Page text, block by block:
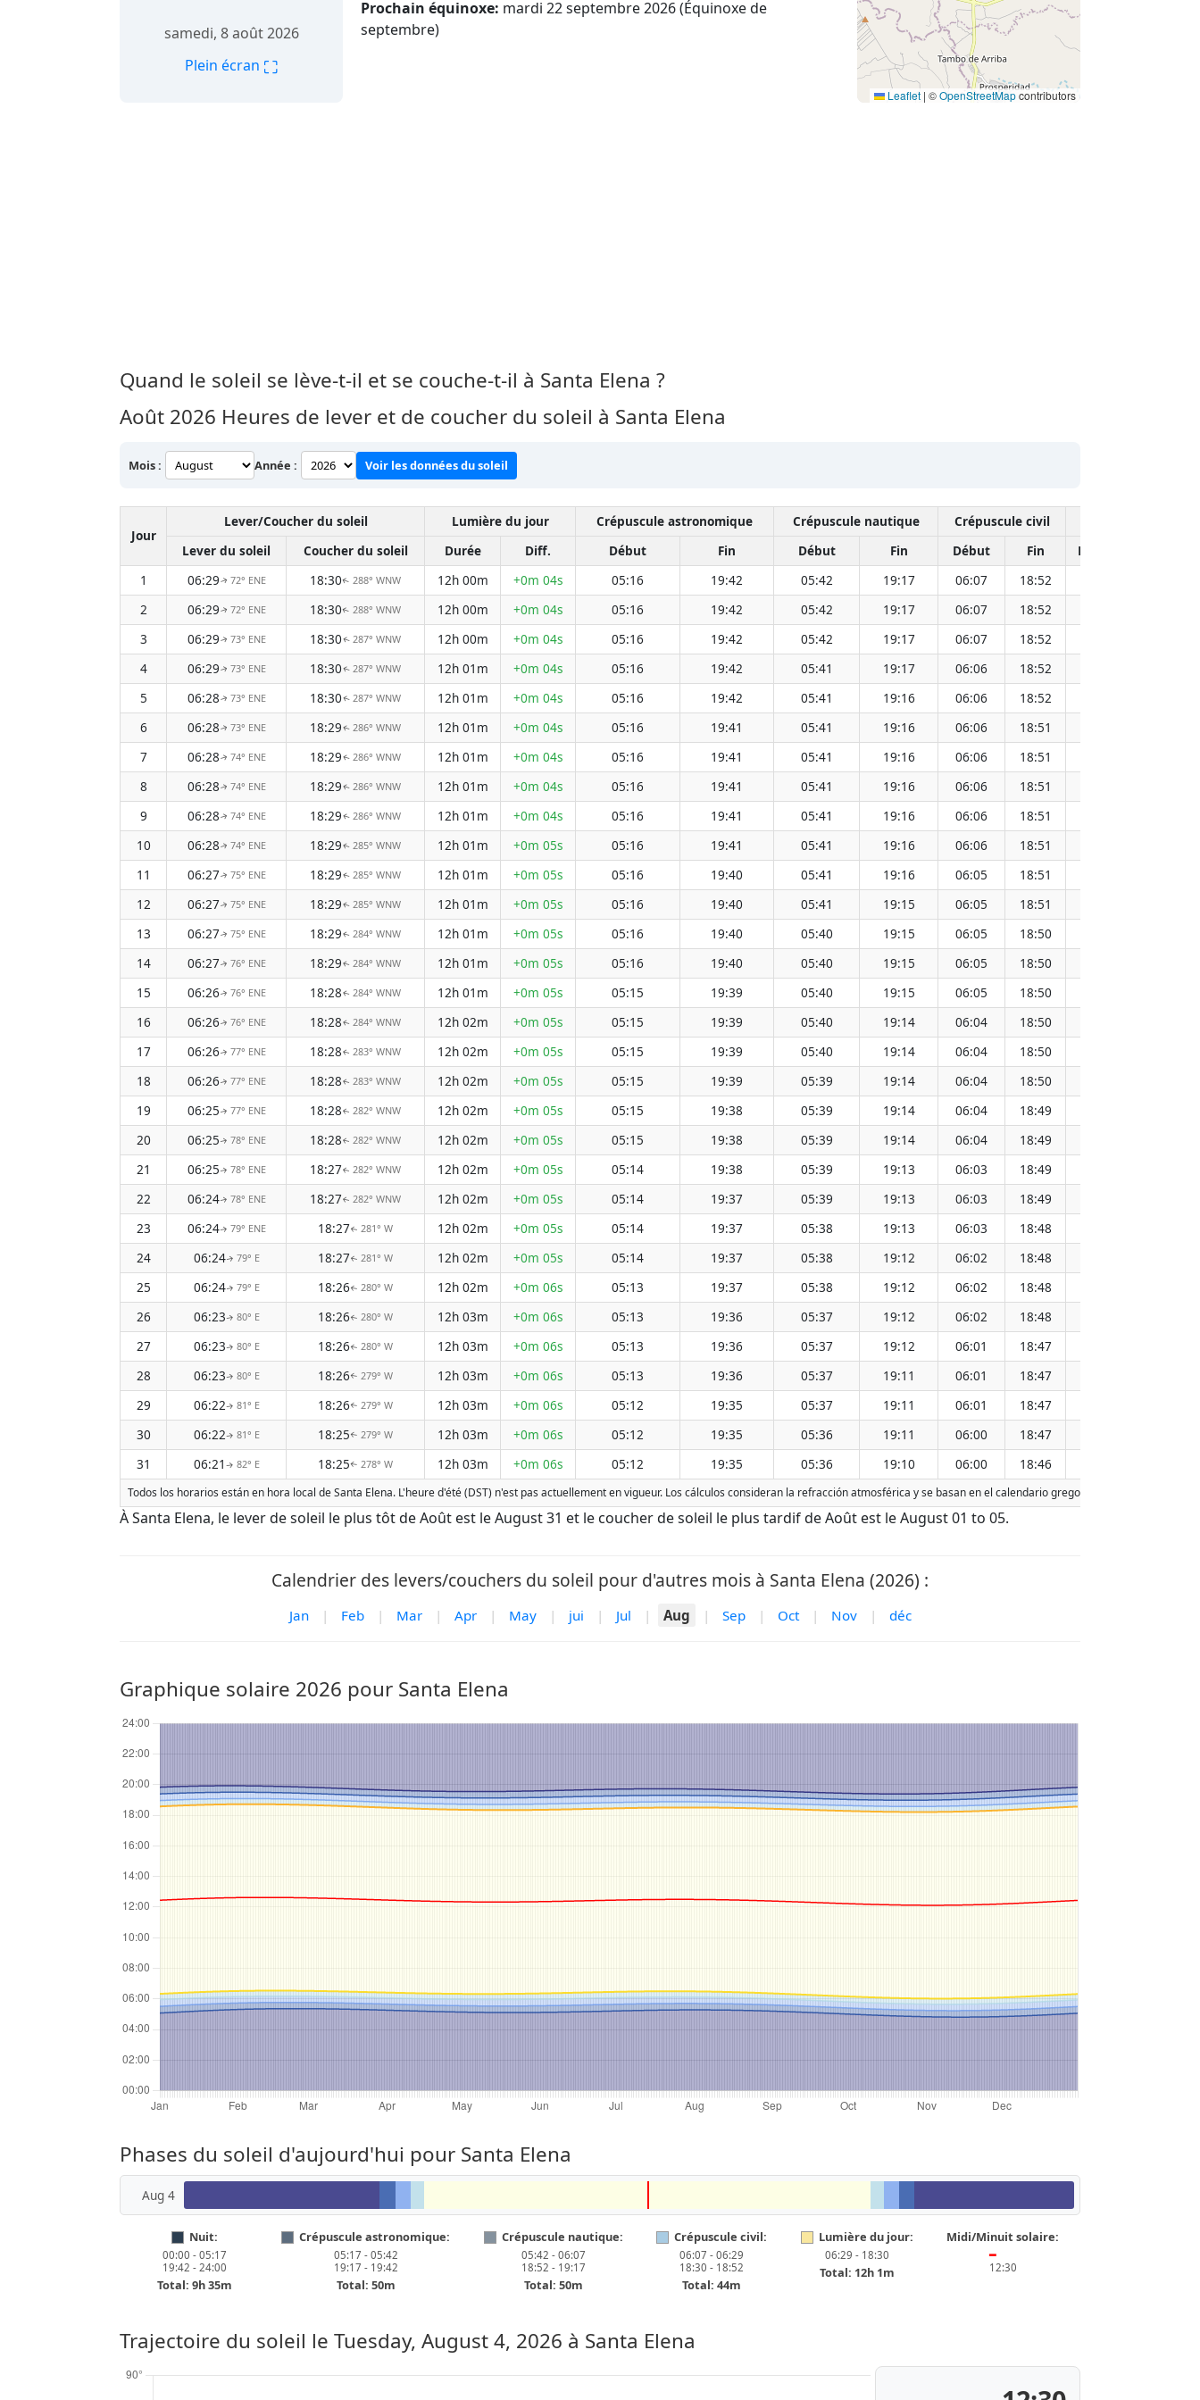
samedi, 8 août 2026
Plein écran ⛶
Prochain équinoxe: mardi 22 septembre 2026 (Équinoxe de
septembre)
Leaflet | ©OpenStreetMapcontributors
Quand le soleil se lève-t-il et se couche-t-il à Santa Elena ?
Août 2026 Heures de lever et de coucher du soleil à Santa Elena
Mois : Année : Voir les données du soleil
Jour
Lever/Coucher du soleil Lumière du jour Crépuscule astronomique Crépuscule nautique Crépuscule civil
Lever du soleil
Coucher du soleil Durée Diff. Début Fin Début Fin Début Fin Heure
1
06:29↑ 72° ENE 18:30↑ 288° WNW 12h 00m +0m 04s 05:16 19:42 05:42 19:17 06:07 18:52
2
06:29↑ 72° ENE 18:30↑ 288° WNW 12h 00m +0m 04s 05:16 19:42 05:42 19:17 06:07 18:52
3
06:29↑ 73° ENE 18:30↑ 287° WNW 12h 00m +0m 04s 05:16 19:42 05:42 19:17 06:07 18:52
4
06:29↑ 73° ENE 18:30↑ 287° WNW 12h 01m +0m 04s 05:16 19:42 05:41 19:17 06:06 18:52
5
06:28↑ 73° ENE 18:30↑ 287° WNW 12h 01m +0m 04s 05:16 19:42 05:41 19:16 06:06 18:52
6
06:28↑ 73° ENE 18:29↑ 286° WNW 12h 01m +0m 04s 05:16 19:41 05:41 19:16 06:06 18:51
7
06:28↑ 74° ENE 18:29↑ 286° WNW 12h 01m +0m 04s 05:16 19:41 05:41 19:16 06:06 18:51
8
06:28↑ 74° ENE 18:29↑ 286° WNW 12h 01m +0m 04s 05:16 19:41 05:41 19:16 06:06 18:51
9
06:28↑ 74° ENE 18:29↑ 286° WNW 12h 01m +0m 04s 05:16 19:41 05:41 19:16 06:06 18:51
10
06:28↑ 74° ENE 18:29↑ 285° WNW 12h 01m +0m 05s 05:16 19:41 05:41 19:16 06:06 18:51
11
06:27↑ 75° ENE 18:29↑ 285° WNW 12h 01m +0m 05s 05:16 19:40 05:41 19:16 06:05 18:51
12
06:27↑ 75° ENE 18:29↑ 285° WNW 12h 01m +0m 05s 05:16 19:40 05:41 19:15 06:05 18:51
13
06:27↑ 75° ENE 18:29↑ 284° WNW 12h 01m +0m 05s 05:16 19:40 05:40 19:15 06:05 18:50
14
06:27↑ 76° ENE 18:29↑ 284° WNW 12h 01m +0m 05s 05:16 19:40 05:40 19:15 06:05 18:50
15
06:26↑ 76° ENE 18:28↑ 284° WNW 12h 01m +0m 05s 05:15 19:39 05:40 19:15 06:05 18:50
16
06:26↑ 76° ENE 18:28↑ 284° WNW 12h 02m +0m 05s 05:15 19:39 05:40 19:14 06:04 18:50
17
06:26↑ 77° ENE 18:28↑ 283° WNW 12h 02m +0m 05s 05:15 19:39 05:40 19:14 06:04 18:50
18
06:26↑ 77° ENE 18:28↑ 283° WNW 12h 02m +0m 05s 05:15 19:39 05:39 19:14 06:04 18:50
19
06:25↑ 77° ENE 18:28↑ 282° WNW 12h 02m +0m 05s 05:15 19:38 05:39 19:14 06:04 18:49
20
06:25↑ 78° ENE 18:28↑ 282° WNW 12h 02m +0m 05s 05:15 19:38 05:39 19:14 06:04 18:49
21
06:25↑ 78° ENE 18:27↑ 282° WNW 12h 02m +0m 05s 05:14 19:38 05:39 19:13 06:03 18:49
22
06:24↑ 78° ENE 18:27↑ 282° WNW 12h 02m +0m 05s 05:14 19:37 05:39 19:13 06:03 18:49
23
06:24↑ 79° ENE 18:27↑ 281° W 12h 02m +0m 05s 05:14 19:37 05:38 19:13 06:03 18:48
24
06:24↑ 79° E 18:27↑ 281° W 12h 02m +0m 05s 05:14 19:37 05:38 19:12 06:02 18:48
25
06:24↑ 79° E 18:26↑ 280° W 12h 02m +0m 06s 05:13 19:37 05:38 19:12 06:02 18:48
26
06:23↑ 80° E 18:26↑ 280° W 12h 03m +0m 06s 05:13 19:36 05:37 19:12 06:02 18:48
27
06:23↑ 80° E 18:26↑ 280° W 12h 03m +0m 06s 05:13 19:36 05:37 19:12 06:01 18:47
28
06:23↑ 80° E 18:26↑ 279° W 12h 03m +0m 06s 05:13 19:36 05:37 19:11 06:01 18:47
29
06:22↑ 81° E 18:26↑ 279° W 12h 03m +0m 06s 05:12 19:35 05:37 19:11 06:01 18:47
30
06:22↑ 81° E 18:25↑ 279° W 12h 03m +0m 06s 05:12 19:35 05:36 19:11 06:00 18:47
31
06:21 ↑ 82° E 18:25↑ 278° W 12h 03m +0m 06s 05:12 19:35 05:36 19:10 06:00 18:46
Todos los horarios están en hora local de Santa Elena. L'heure d'été (DST) n'est pas actuellement en vigueur. Los cálculos consideran la refracción atmosférica y se basan en el calendario gregoriano. La fecha de hoy
À Santa Elena, le lever de soleil le plus tôt de Août est le August 31 et le coucher de soleil le plus tardif de Août est le August 01 to 05.
Calendrier des levers/couchers du soleil pour d'autres mois à Santa Elena (2026) :
Jan | Feb | Mar | Apr | May | jui | Jul | Aug | Sep | Oct | Nov | déc
Graphique solaire 2026 pour Santa Elena
Phases du soleil d'aujourd'hui pour Santa Elena
Aug 4
Nuit:
00:00 - 05:17
19:42 - 24:00
Total: 9h 35m
Crépuscule astronomique:
05:17 - 05:42
19:17 - 19:42
Total: 50m
Crépuscule nautique:
05:42 - 06:07
18:52 - 19:17
Total: 50m
Crépuscule civil:
06:07 - 06:29
18:30 - 18:52
Total: 44m
Lumière du jour:
06:29 - 18:30
Total: 12h 1m
Midi/Minuit solaire:
━
12:30
Trajectoire du soleil le Tuesday, August 4, 2026 à Santa Elena